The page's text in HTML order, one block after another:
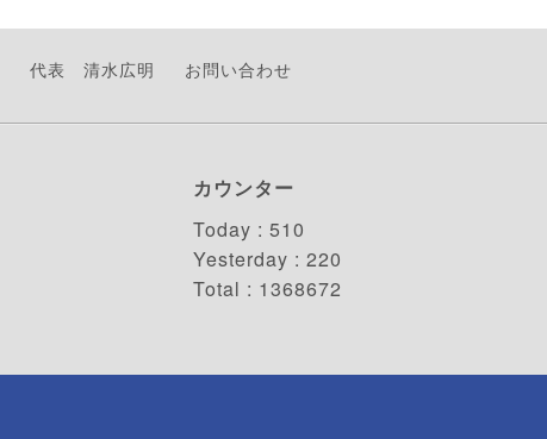
代表 清水広明 お問い合わせ
カウンター
Today : 510
Yesterday : 220
Total : 1368672